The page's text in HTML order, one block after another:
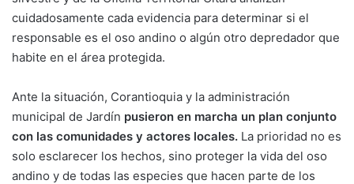
cuidadosamente cada evidencia para determinar si el
responsable es el oso andino o algún otro depredador que
habite en el área protegida.
Ante la situación, Corantioquia y la administración
municipal de Jardín pusieron en marcha un plan conjunto
con las comunidades y actores locales. La prioridad no es
solo esclarecer los hechos, sino proteger la vida del oso
andino y de todas las especies que hacen parte de los